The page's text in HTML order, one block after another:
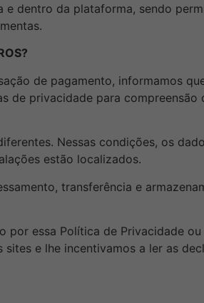
dentro da plataforma, sendo
de pagamento, informamos
de privacidade para compreensão
Nessas condições, os
estão localizados.
transferência e
essa Política de Privacidade
e lhe incentivamos a ler as